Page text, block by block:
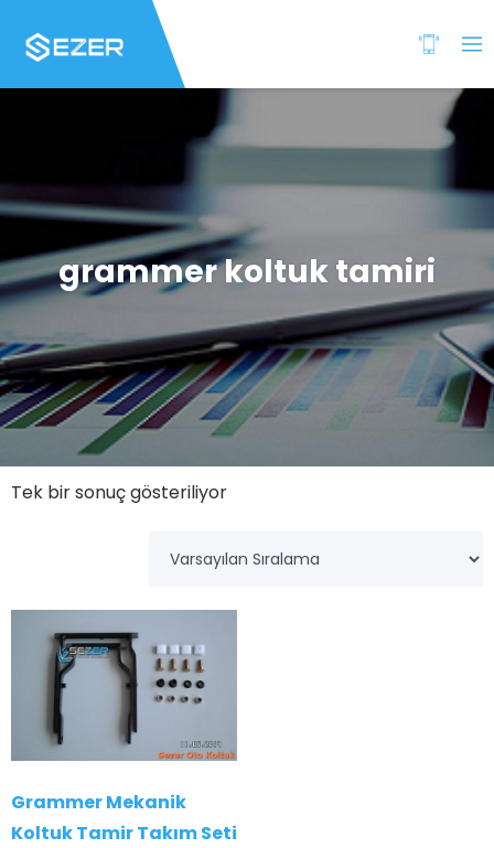
grammer koltuk tamiri
Tek bir sonuç gösteriliyor
Grammer Mekanik
Koltuk Tamir Takım Seti